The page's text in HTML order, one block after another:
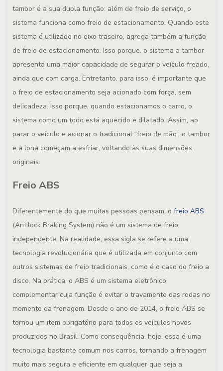
tambor é a sua dupla função: além de freio de serviço, o
sistema funciona como freio de estacionamento. Quando este
sistema é utilizado no eixo traseiro, agrega também a função
de freio de estacionamento. Isso porque, o sistema a tambor
apresenta uma maior capacidade de segurar o veículo freado,
ainda que com carga. Entretanto, para isso, é importante que
o freio de estacionamento seja acionado com força, sem
delicadeza. Isso porque, quando estacionamos o carro, o
sistema como um todo está aquecido e dilatado. Assim, ao
parar o veículo e acionar o tradicional “freio de mão”, o tambor
e a lona começam a esfriar, voltando às suas dimensões
originais.
Freio ABS
Diferentemente do que muitas pessoas pensam, o freio ABS
(Antilock Braking System) não é um sistema de freio
independente. Na realidade, essa sigla se refere a uma
tecnologia revolucionária que é utilizada em conjunto com
outros sistemas de freio tradicionais, como é o caso do freio a
disco. Na prática, o ABS é um sistema eletrônico
complementar cuja função é evitar o travamento das rodas no
momento da frenagem. Desde o ano de 2014, o freio ABS se
tornou um item obrigatório para todos os veículos novos
produzidos no Brasil. Como consequência, hoje, essa é uma
tecnologia bastante comum nos carros, tornando a frenagem
muito mais segura e eficiente em qualquer que seja a